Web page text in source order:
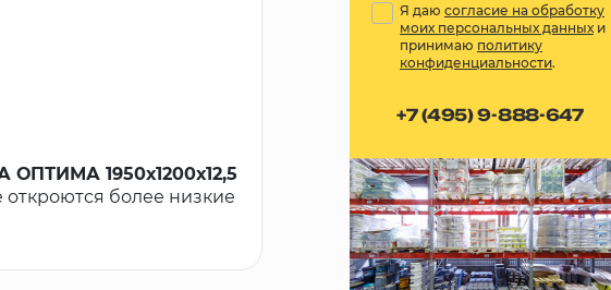
1950х1200х12,5
откроются более низкие
Я даю согласие на обработку
моих персональных данных и
принимаю политику
конфиденциальности.
+7 (495) 9-888-647